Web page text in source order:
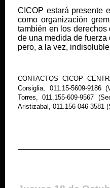
CICOP estará presente
como organización
también en los
de una medida de
pero, a la vez,
CONTACTOS CICOP
Corsiglia, 011.15-5609-9186
Torres, 011.155-609-9567
Aristizabal, 011.156-046-3581